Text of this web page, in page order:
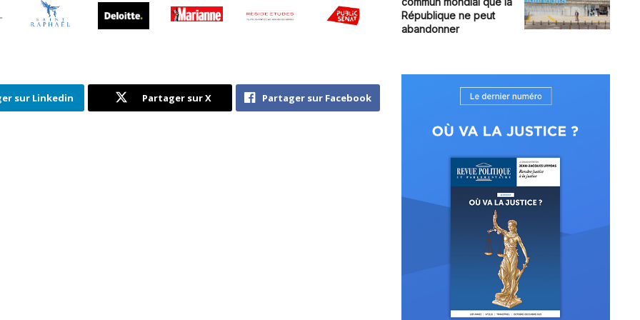
sur Linkedin Partager sur X Partager sur Facebook
République ne peut
abandonner